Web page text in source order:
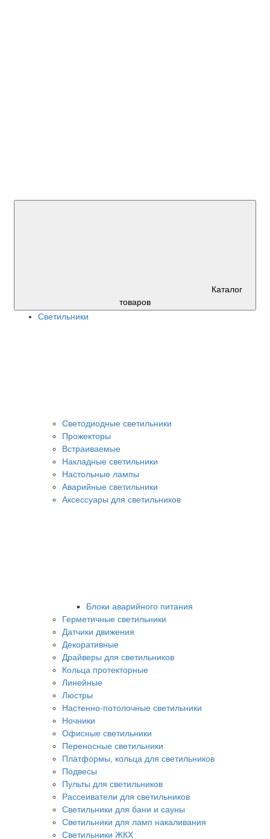
Каталог
товаров
Светильники
Светодиодные светильники
Прожекторы
Встраиваемые
Накладные светильники
Настольные лампы
Аварийные светильники
Аксессуары для светильников
Блоки аварийного питания
Герметичные светильники
Датчики движения
Декоративные
Драйверы для светильников
Кольца протекторные
Линейные
Люстры
Настенно-потолочные светильники
Ночники
Офисные светильники
Переносные светильники
Платформы, кольца для светильников
Подвесы
Пульты для светильников
Рассеиватели для светильников
Светильники для бани и сауны
Светильники для ламп накаливания
Светильники ЖКХ